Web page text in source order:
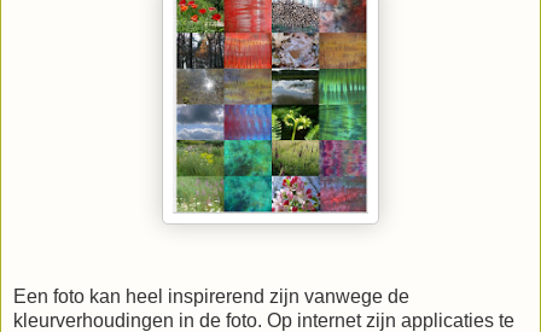
Een foto kan heel inspirerend zijn vanwege de
kleurverhoudingen in de foto. Op internet zijn applicaties te